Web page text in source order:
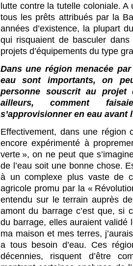
lutte contre la tutelle coloniale.
tous les prêts attribués par la
années d’existence, la plupart
qui risquaient de basculer
projets d’équipements du type
Dans une région menacée
eau sont importants, on
personne souscrit au projet
ailleurs, comment
s’approvisionner en eau avant
Effectivement, dans une région
encore expérimenté à
verte », on ne peut que
de l’eau soit une bonne chose.
à un complexe plus vaste de
agricole promu par la «
entendu sur le terrain auprès
amont du barrage c’est que, si
du barrage, elles auraient validé
ma maison et mes terres,
a tous besoin d’eau. Ces
décennies, risquent d’être